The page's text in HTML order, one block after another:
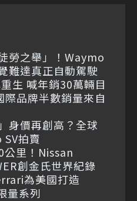
勞之舉」！Waymo
難達真正自動駕駛
生 喊年銷30萬輛目
際品牌半數銷量來自
身價再創高？全球
拍賣
里！Nissan
創金氏世界紀錄
為美國打造
量系列